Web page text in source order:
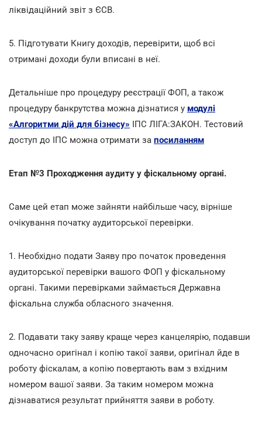
ліквідаційний звіт з ЄСВ.
5. Підготувати Книгу доходів, перевірити, щоб всі
отримані доходи були вписані в неї.
Детальніше про процедуру реєстрації ФОП, а також
процедуру банкрутства можна дізнатися у модулі
«Алгоритми дій для бізнесу» ІПС ЛІГА:ЗАКОН. Тестовий
доступ до ІПС можна отримати за посиланням
Етап №3 Проходження аудиту у фіскальному органі.
Саме цей етап може зайняти найбільше часу, вірніше
очікування початку аудиторської перевірки.
1. Необхідно подати Заяву про початок проведення
аудиторської перевірки вашого ФОП у фіскальному
органі. Такими перевірками займається Державна
фіскальна служба обласного значення.
2. Подавати таку заяву краще через канцелярію, подавши
одночасно оригінал і копію такої заяви, оригінал йде в
роботу фіскалам, а копію повертають вам з вхідним
номером вашої заяви. За таким номером можна
дізнаватися результат прийняття заяви в роботу.